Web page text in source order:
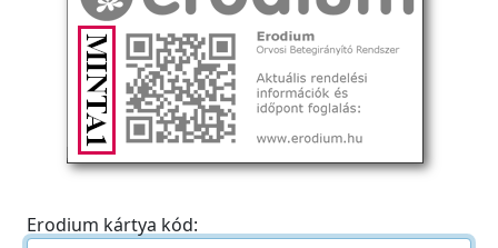
Erodium kártya kód: